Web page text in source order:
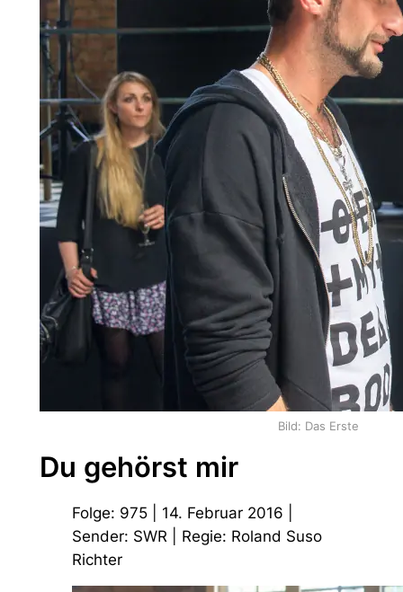
Bild: Das Erste
Du gehörst mir
Folge: 975 | 14. Februar 2016 |
Sender: SWR | Regie: Roland Suso
Richter